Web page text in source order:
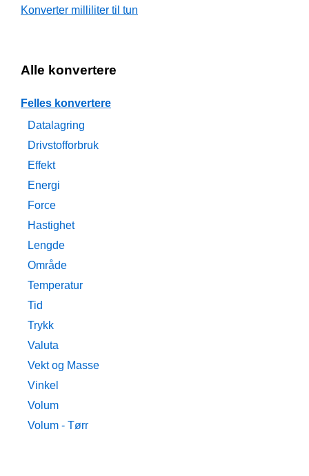
Konverter milliliter til tun
Alle konvertere
Felles konvertere
Datalagring
Drivstofforbruk
Effekt
Energi
Force
Hastighet
Lengde
Område
Temperatur
Tid
Trykk
Valuta
Vekt og Masse
Vinkel
Volum
Volum - Tørr